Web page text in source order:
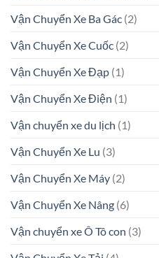
Vận Chuyển Xe Ba Gác (2)
Vận Chuyển Xe Cuốc (2)
Vận Chuyển Xe Đạp (1)
Vận Chuyển Xe Điện (1)
Vận chuyển xe du lịch (1)
Vận Chuyển Xe Lu (3)
Vận Chuyển Xe Máy (2)
Vận Chuyển Xe Nâng (6)
Vận chuyển xe Ô Tô con (3)